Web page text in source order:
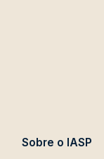
Sobre o IASP